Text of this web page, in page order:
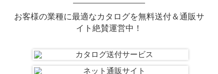
お客様の業種に最適なカタログを無料送付＆通販サ
イト絶賛運営中！